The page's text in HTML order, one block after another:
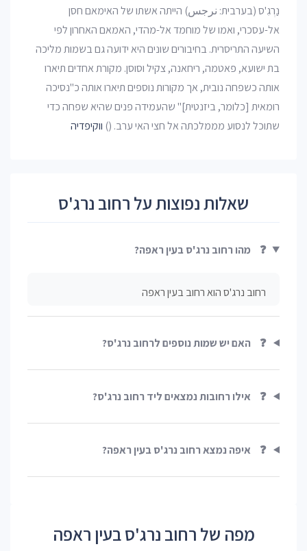
נַרְגִ'ס (בערבית: نرجس) הייתה אשתו של האימאם חסן
אל-עסכרי, ואמו של מוחמד אל-מהדי, האמאם האחרון לפי
השיעה התריסרית. בחיבורים שונים היא ידועה גם בשמות מליכה
בת ישועא, פאטמה, ריחאנה, צקיל וסוסן. מקורת אחדים תיארו
אותה כשפחה נובית, אך מקורות נוספים תיארו אותה כ"נסיכה
רומאית [כלומר, ביזנטית]" שהעמידה פנים שהיא שפחה כדי
שתוכל לנסוע מממלכתה אל חצי האי ערב. () ווקיפדיה
שאלות נפוצות על רחוב נרג'ס
❓ מהו רחוב נרג'ס בעין ראפה?
רחוב נרג'ס הוא רחוב בעין ראפה
❓ האם יש שמות נוספים לרחוב נרג'ס?
❓ אילו רחובות נמצאים ליד רחוב נרג'ס?
❓ איפה נמצא רחוב נרג'ס בעין ראפה?
מפה של רחוב נרג'ס בעין ראפה